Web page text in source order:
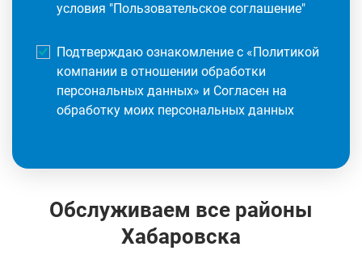
условия "Пользовательское соглашение"
Подтверждаю ознакомление с «Политикой
компании в отношении обработки
персональных данных» и Согласен на
обработку моих персональных данных
Обслуживаем все районы
Хабаровска